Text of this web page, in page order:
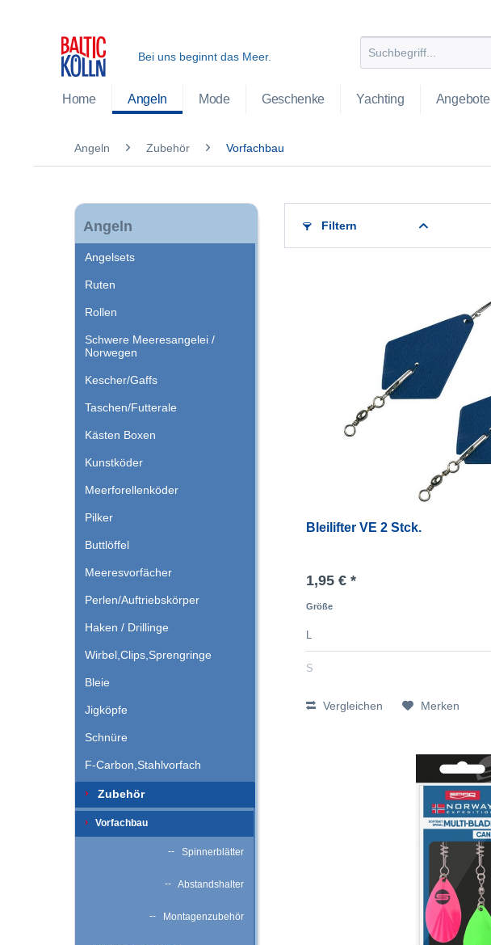
Bei uns beginnt das Meer.
Home Angeln Mode Geschenke Yachting Angebote
Angeln Zubehör Vorfachbau
Angeln
Angelsets
Ruten
Rollen
Schwere Meeresangelei /
Norwegen
Kescher/Gaffs
Taschen/Futterale
Kästen Boxen
Kunstköder
Meerforellenköder
Pilker
Buttlöffel
Meeresvorfächer
Perlen/Auftriebskörper
Haken / Drillinge
Wirbel,Clips,Sprengringe
Bleie
Jigköpfe
Schnüre
F-Carbon,Stahlvorfach
Zubehör
Vorfachbau
Spinnerblätter
Abstandshalter
Montagenzubehör
Filtern
Bleilifter VE 2 Stck.
1,95 € *
Größe
L
S
Vergleichen Merken